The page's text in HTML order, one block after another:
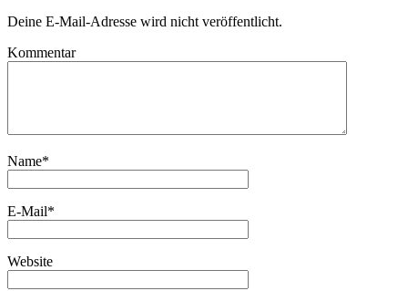
Deine E-Mail-Adresse wird nicht veröffentlicht.
Kommentar
Name*
E-Mail*
Website